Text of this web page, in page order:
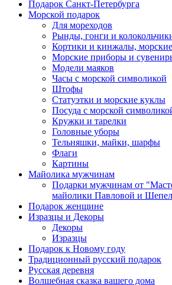
Подарок Санкт-Петербурга
Морской подарок
Для мореходов
Рынды, гонги и
Кортики и кинжалы,
Морские приборы и
Модели маяков
Часы с морской символикой
Штофы
Статуэтки и морские куклы
Посуда с морской
Кружки и тарелки
Головные уборы
Тельняшки, майки, шарфы
Флаги
Картины
Майолика мужчинам
Подарки мужчинам от
майолики Павловой и
Подарок женщине
Изразцы и Декоры
Декоры
Изразцы
Подарок к Новому году
Традиционный русский подарок
Русская деревня
Волшебная сказка вашего дома